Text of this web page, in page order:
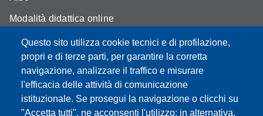
Questo sito utilizza cookie tecnici e di profilazione,
propri e di terze parti, per garantire la corretta
navigazione, analizzare il traffico e misurare
l'efficacia delle attività di comunicazione
istituzionale. Se prosegui la navigazione o clicchi su
"Accetta tutti", ne acconsenti l'utilizzo; in alternativa,
Modalità didattica online
Segreteria studenti
Assicurazione qualità